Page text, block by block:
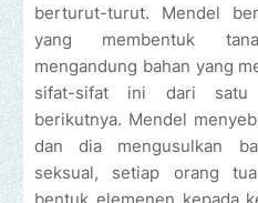
berturut-turut. Mendel
yang membentuk
mengandung bahan yang
sifat-sifat ini dari satu
berikutnya. Mendel
dan dia mengusulkan
seksual, setiap orang
bentuk elemenen kepada